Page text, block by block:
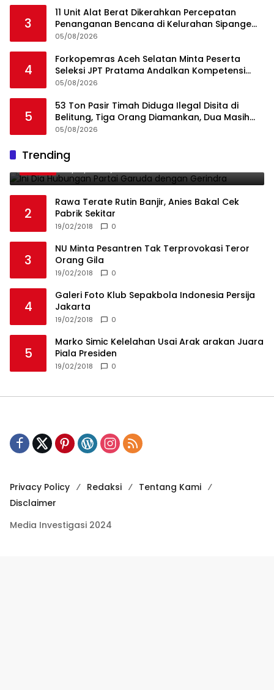
3
11 Unit Alat Berat Dikerahkan Percepatan
Penanganan Bencana di Kelurahan Sipange
Kecamatan Tukka
05/08/2026
4
Forkopemras Aceh Selatan Minta Peserta
Seleksi JPT Pratama Andalkan Kompetensi
dan Integritas, Bukan Kedekatan
05/08/2026
5
53 Ton Pasir Timah Diduga Ilegal Disita di
Belitung, Tiga Orang Diamankan, Dua Masih
Diburu
05/08/2026
Trending
1
Gerindra
19/02/2018 0
2
Rawa Terate Rutin Banjir, Anies Bakal Cek
Pabrik Sekitar
19/02/2018 0
3
NU Minta Pesantren Tak Terprovokasi Teror
Orang Gila
19/02/2018 0
4
Galeri Foto Klub Sepakbola Indonesia Persija
Jakarta
19/02/2018 0
5
Marko Simic Kelelahan Usai Arak arakan Juara
Piala Presiden
19/02/2018 0
Privacy Policy Redaksi
Tentang Kami
Disclaimer
Media Investigasi 2024